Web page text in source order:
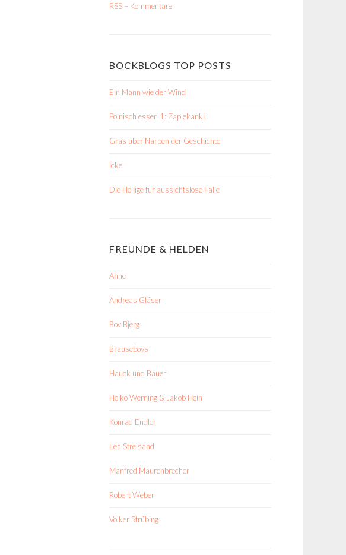
RSS – Kommentare
BOCKBLOGS TOP POSTS
Ein Mann wie der Wind
Polnisch essen 1: Zapiekanki
Gras über Narben der Geschichte
Icke
Die Heilige für aussichtslose Fälle
FREUNDE & HELDEN
Ahne
Andreas Gläser
Bov Bjerg
Brauseboys
Hauck und Bauer
Heiko Werning & Jakob Hein
Konrad Endler
Lea Streisand
Manfred Maurenbrecher
Robert Weber
Volker Strübing